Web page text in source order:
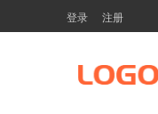
登录 注册